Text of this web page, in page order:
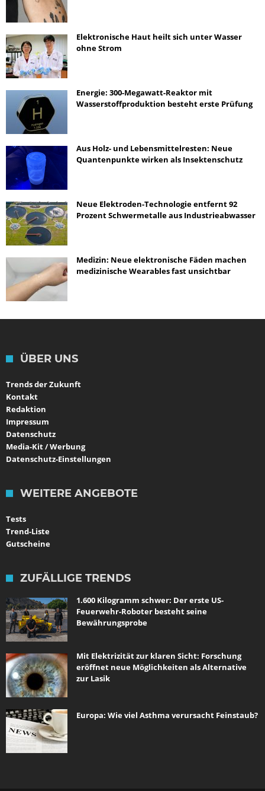
Elektronische Haut heilt sich unter Wasser
ohne Strom
Energie: 300-Megawatt-Reaktor mit
Wasserstoffproduktion besteht erste Prüfung
Aus Holz- und Lebensmittelresten: Neue
Quantenpunkte wirken als Insektenschutz
Neue Elektroden-Technologie entfernt 92
Prozent Schwermetalle aus Industrieabwasser
Medizin: Neue elektronische Fäden machen
medizinische Wearables fast unsichtbar
ÜBER UNS
Trends der Zukunft
Kontakt
Redaktion
Impressum
Datenschutz
Media-Kit / Werbung
Datenschutz-Einstellungen
WEITERE ANGEBOTE
Tests
Trend-Liste
Gutscheine
ZUFÄLLIGE TRENDS
1.600 Kilogramm schwer: Der erste US-
Feuerwehr-Roboter besteht seine
Bewährungsprobe
Mit Elektrizität zur klaren Sicht: Forschung
eröffnet neue Möglichkeiten als Alternative
zur Lasik
Europa: Wie viel Asthma verursacht Feinstaub?